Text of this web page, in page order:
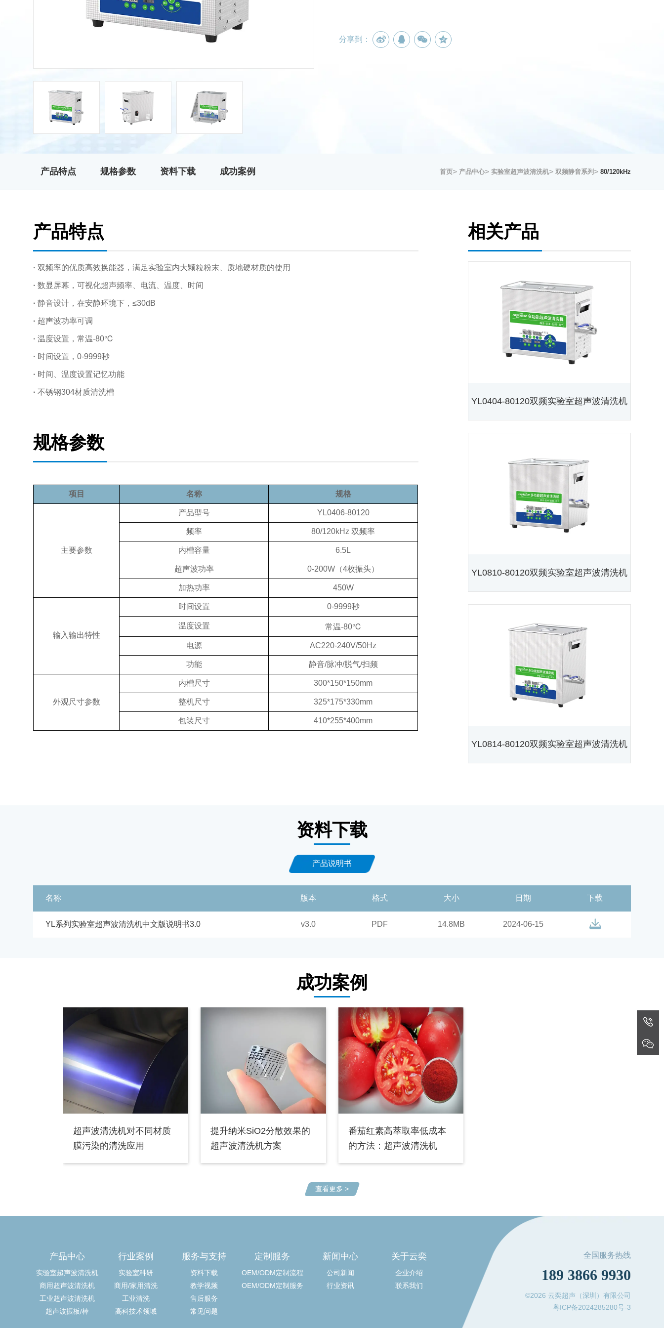
分享到：
产品特点 规格参数 资料下载 成功案例 首页> 产品中心> 实验室超声波清洗机> 双频静音系列 > 80/120kHz
产品特点
· 双频率的优质高效换能器，满足实验室内大颗粒粉末、质地硬材质的使用
· 数显屏幕，可视化超声频率、电流、温度、时间
· 静音设计，在安静环境下，≤30dB
· 超声波功率可调
· 温度设置，常温-80℃
· 时间设置，0-9999秒
· 时间、温度设置记忆功能
· 不锈钢304材质清洗槽
规格参数
项目 名称 规格
主要参数
产品型号 YL0406-80120
频率 80/120kHz 双频率
内槽容量 6.5L
超声波功率 0-200W（4枚振头）
加热功率 450W
输入输出特性
时间设置 0-9999秒
温度设置 常温-80℃
电源 AC220-240V/50Hz
功能 静音/脉冲/脱气/扫频
外观尺寸参数
内槽尺寸 300*150*150mm
整机尺寸 325*175*330mm
包装尺寸 410*255*400mm
相关产品
YL0404-80120双频实验室超声波清洗机
YL0810-80120双频实验室超声波清洗机
YL0814-80120双频实验室超声波清洗机
资料下载
产品说明书
名称 版本 格式 大小 日期 下载
YL系列实验室超声波清洗机中文版说明书3.0 v3.0 PDF 14.8MB 2024-06-15
成功案例
超声波清洗机对不同材质
膜污染的清洗应用
提升纳米SiO2分散效果的
超声波清洗机方案
番茄红素高萃取率低成本
的方法：超声波清洗机
查看更多 >
产品中心
实验室超声波清洗机
商用超声波清洗机
工业超声波清洗机
超声波振板/棒
行业案例
实验室科研
商用/家用清洗
工业清洗
高科技术领域
服务与支持
资料下载
教学视频
售后服务
常见问题
定制服务
OEM/ODM定制流程
OEM/ODM定制服务
新闻中心
公司新闻
行业资讯
关于云奕
企业介绍
联系我们
全国服务热线
189 3866 9930
©2026 云奕超声（深圳）有限公司
粤ICP备2024285280号-3